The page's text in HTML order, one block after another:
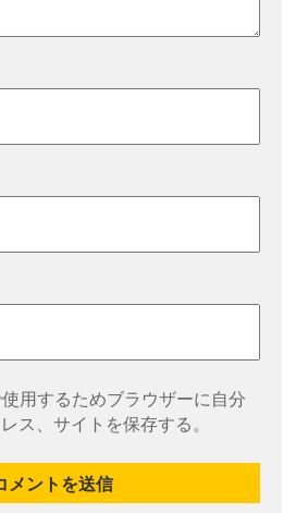
用するためブラウザーに自分
ス、サイトを保存する。